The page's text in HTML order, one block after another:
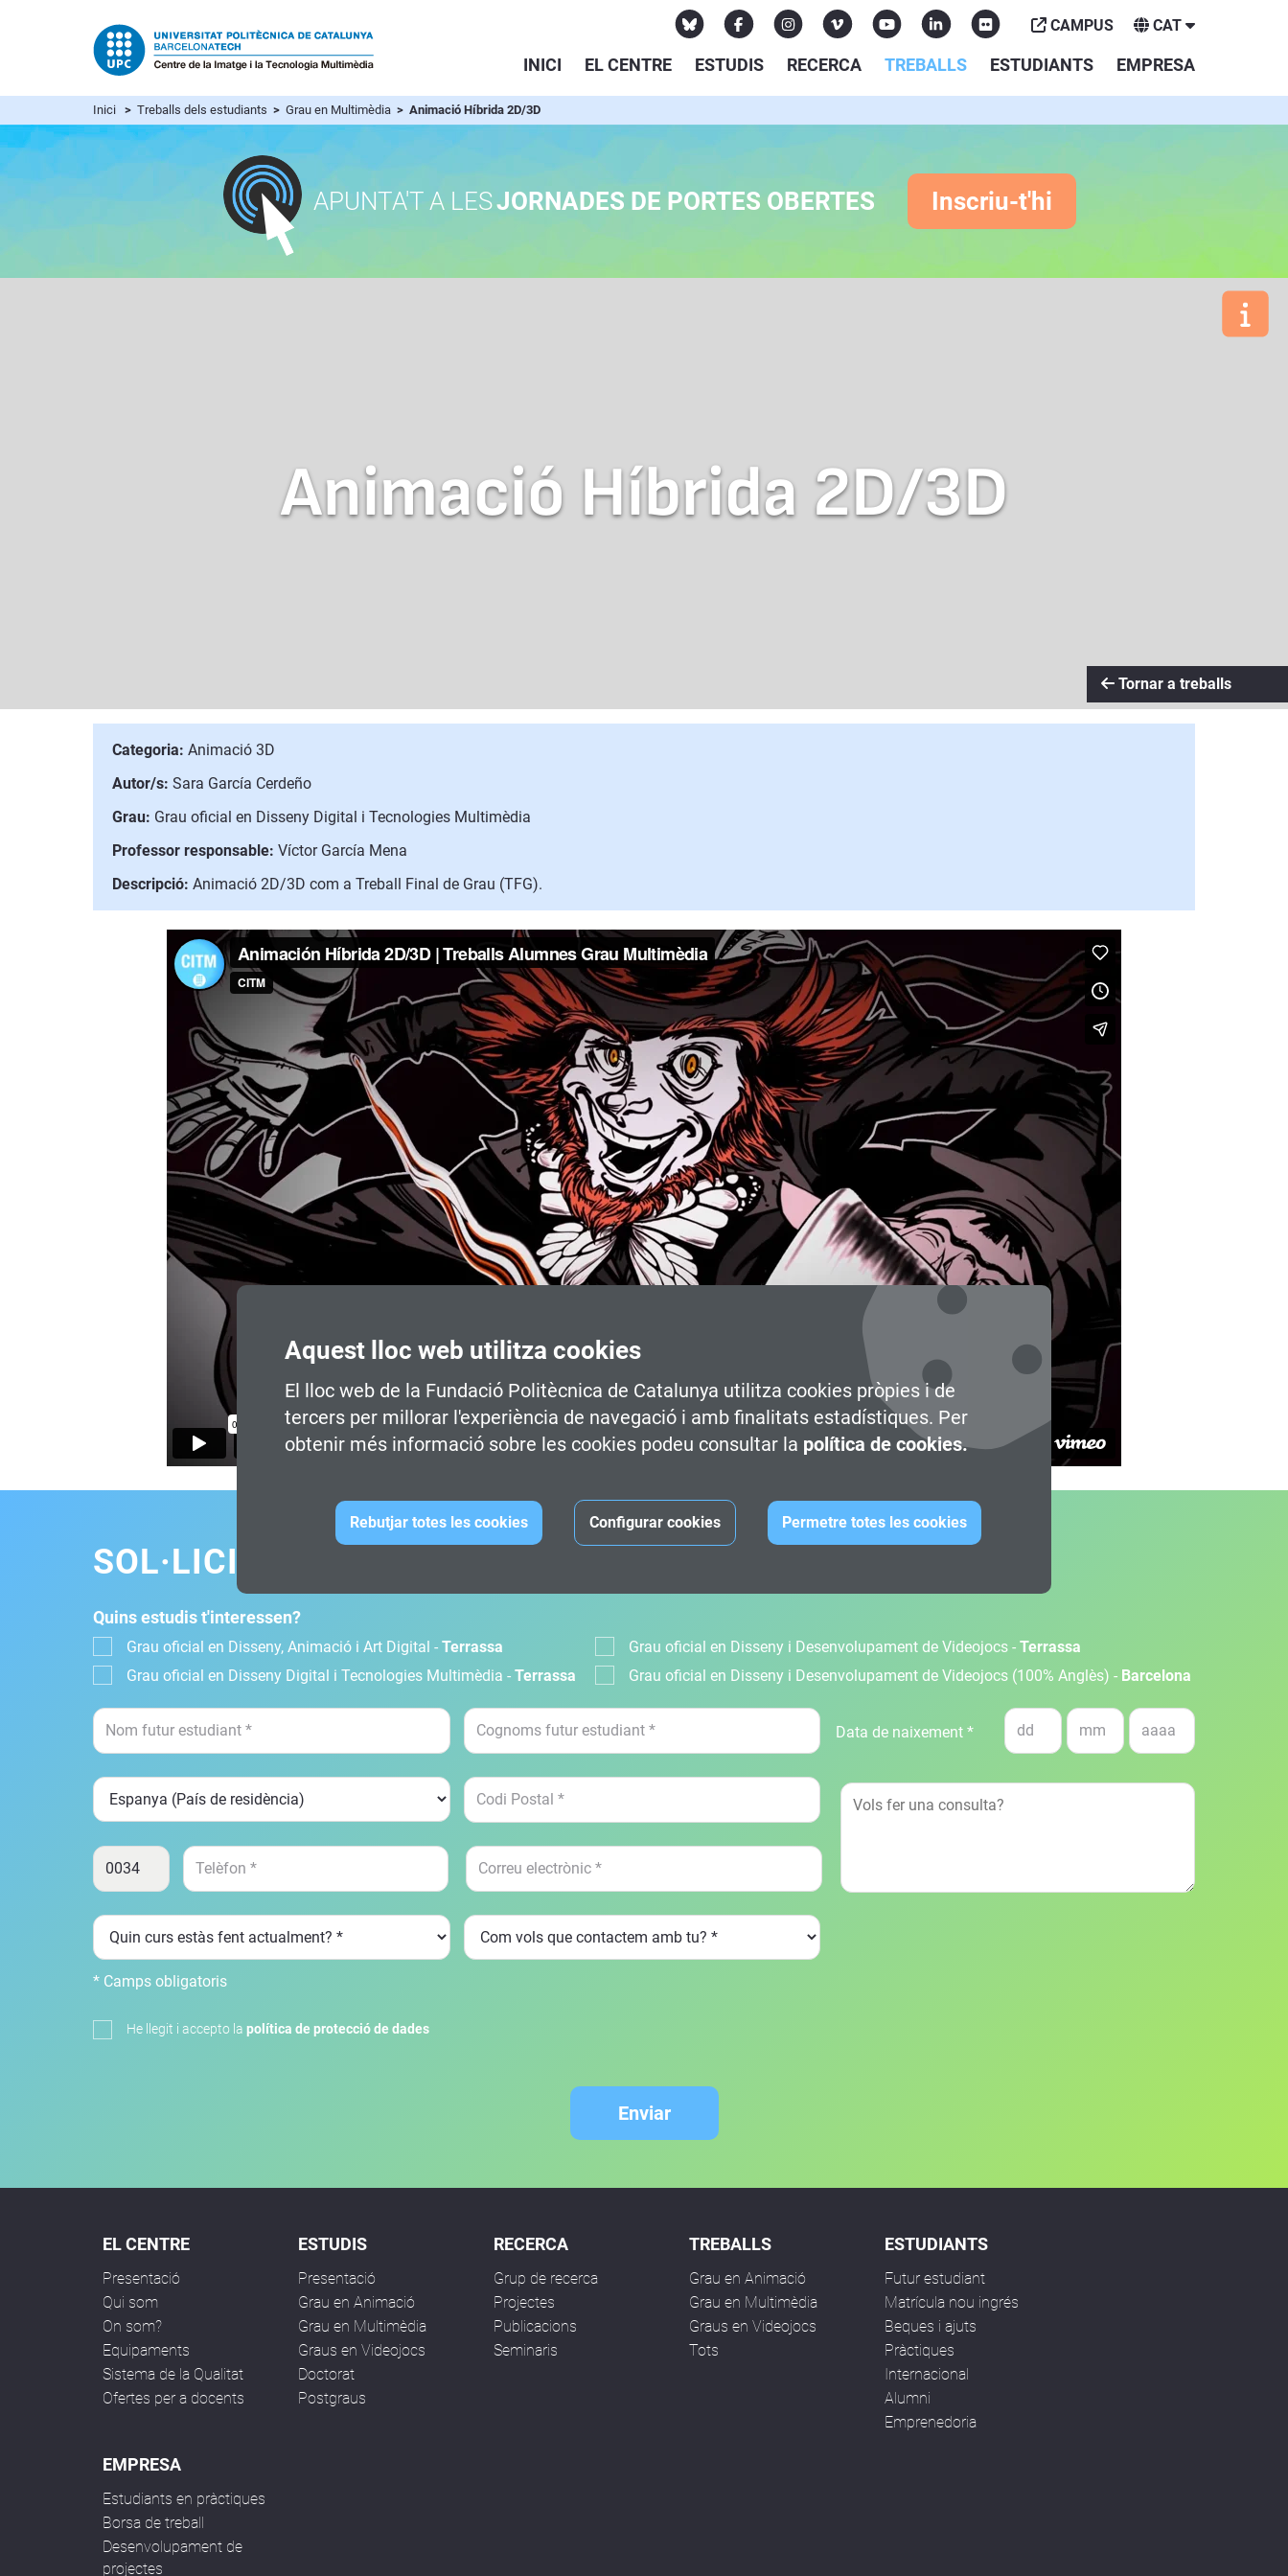
Aquest lloc web utilitza cookies
El lloc web de la Fundació Politècnica de Catalunya utilitza cookies pròpies i de
tercers per millorar l'experiència de navegació i amb finalitats estadístiques. Per
obtenir més informació sobre les cookies podeu consultar la política de cookies.
Rebutjar totes les cookies Configurar cookies Permetre totes les cookies
INICI EL CENTRE ESTUDIS RECERCA TREBALLS ESTUDIANTS EMPRESA
CAMPUS CAT
Inici > Treballs dels estudiants > Grau en Multimèdia > Animació Híbrida 2D/3D
APUNTA'T A LESJORNADES DE PORTES OBERTES Inscriu-t'hi
Animació Híbrida 2D/3D
Tornar a treballs
Categoria: Animació 3D
Autor/s: Sara García Cerdeño
Grau: Grau oficial en Disseny Digital i Tecnologies Multimèdia
Professor responsable: Víctor García Mena
Descripció: Animació 2D/3D com a Treball Final de Grau (TFG).
SOL·LICITA INFORMACIÓ
Quins estudis t'interessen?
Grau oficial en Disseny, Animació i Art Digital - Terrassa
Grau oficial en Disseny Digital i Tecnologies Multimèdia - Terrassa
Grau oficial en Disseny i Desenvolupament de Videojocs - Terrassa
Grau oficial en Disseny i Desenvolupament de Videojocs (100% Anglès) - Barcelona
Data de naixement *
* Camps obligatoris
He llegit i accepto la política de protecció de dades
Enviar
EL CENTRE
Presentació
Qui som
On som?
Equipaments
Sistema de la Qualitat
Ofertes per a docents
ESTUDIS
Presentació
Grau en Animació
Grau en Multimèdia
Graus en Videojocs
Doctorat
Postgraus
RECERCA
Grup de recerca
Projectes
Publicacions
Seminaris
TREBALLS
Grau en Animació
Grau en Multimèdia
Graus en Videojocs
Tots
ESTUDIANTS
Futur estudiant
Matrícula nou ingrés
Beques i ajuts
Pràctiques
Internacional
Alumni
Emprenedoria
EMPRESA
Estudiants en pràctiques
Borsa de treball
Desenvolupament de
projectes